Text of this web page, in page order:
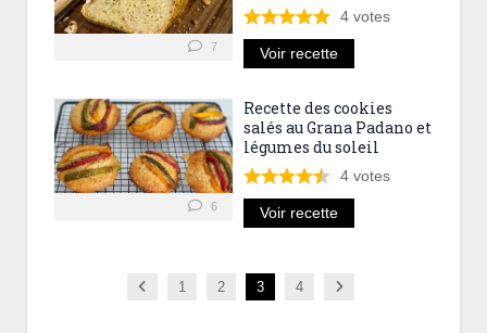
7
4 votes
Voir recette
6
Recette des cookies
salés au Grana Padano et
légumes du soleil
4 votes
Voir recette
Previous
1 2 3 4 Next